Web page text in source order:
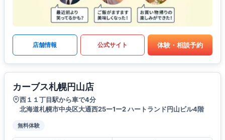
店舗情報 公式サイト 体験・相談予約
カーブス札幌円山店
西１１丁目駅から車で4分
北海道札幌市中央区大通西25ー1ー2 ハートランド円山ビル4階
無料体験